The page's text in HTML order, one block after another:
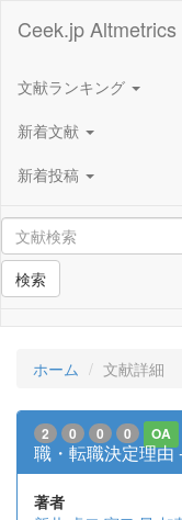
Ceek.jp
文献ランキング
新着文献
新着投稿
検索
ホーム 文献詳細
2 0 0 0 OA
職・転職決定理由
著者